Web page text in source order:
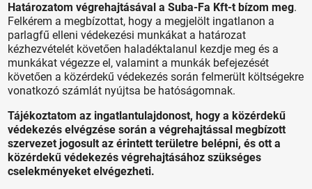
Határozatom végrehajtásával a Suba-Fa Kft-t bízom meg.
Felkérem a megbízottat, hogy a megjelölt ingatlanon a
parlagfű elleni védekezési munkákat a határozat
kézhezvételét követően haladéktalanul kezdje meg és a
munkákat végezze el, valamint a munkák befejezését
követően a közérdekű védekezés során felmerült költségekre
vonatkozó számlát nyújtsa be hatóságomnak.
Tájékoztatom az ingatlantulajdonost, hogy a közérdekű
védekezés elvégzése során a végrehajtással megbízott
szervezet jogosult az érintett területre belépni, és ott a
közérdekű védekezés végrehajtásához szükséges
cselekményeket elvégezheti.